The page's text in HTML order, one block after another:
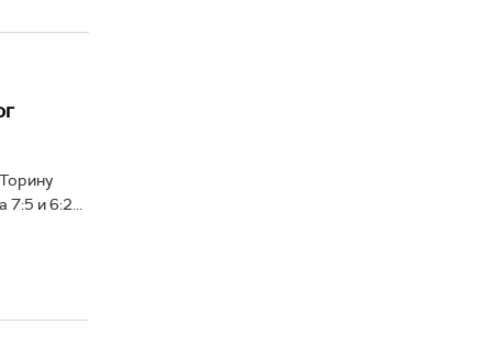
7:5 и 6:2...